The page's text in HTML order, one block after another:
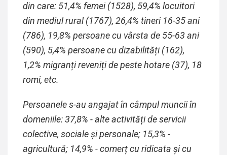
din care: 51,4% femei (1528), 59,4% locuitori
din mediul rural (1767), 26,4% tineri 16-35 ani
(786), 19,8% persoane cu vârsta de 55-63 ani
(590), 5,4% persoane cu dizabilități (162),
1,2% migranți reveniți de peste hotare (37), 18
romi, etc.
Persoanele s-au angajat în câmpul muncii în
domeniile: 37,8% - alte activități de servicii
colective, sociale și personale; 15,3% -
agricultură; 14,9% -comerț cu ridicata și cu